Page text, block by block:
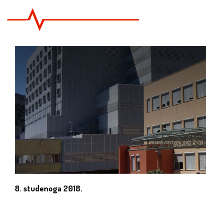
8. studenoga 2018.